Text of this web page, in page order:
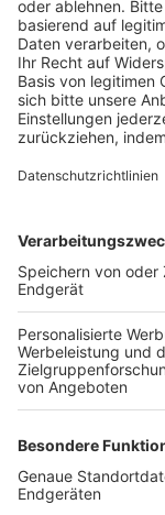
BFV-
Trainerbörse
Login SpielPlus
FOLGE DEM
TOP-VEREINE
TOP-